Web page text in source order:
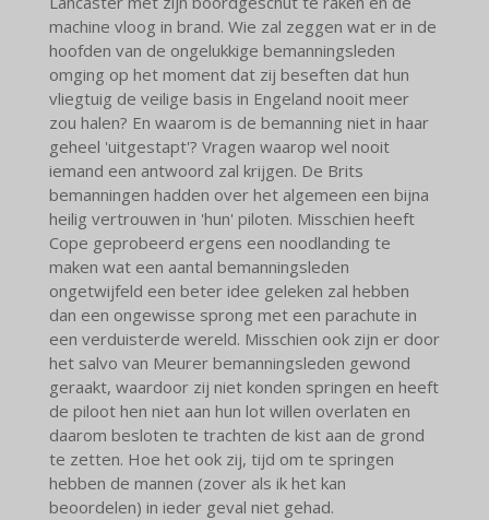
machine vloog in brand. Wie zal zeggen wat er in de
hoofden van de ongelukkige bemanningsleden
omging op het moment dat zij beseften dat hun
vliegtuig de veilige basis in Engeland nooit meer
zou halen? En waarom is de bemanning niet in haar
geheel 'uitgestapt'? Vragen waarop wel nooit
iemand een antwoord zal krijgen. De Brits
bemanningen hadden over het algemeen een bijna
heilig vertrouwen in 'hun' piloten. Misschien heeft
Cope geprobeerd ergens een noodlanding te
maken wat een aantal bemanningsleden
ongetwijfeld een beter idee geleken zal hebben
dan een ongewisse sprong met een parachute in
een verduisterde wereld. Misschien ook zijn er door
het salvo van Meurer bemanningsleden gewond
geraakt, waardoor zij niet konden springen en heeft
de piloot hen niet aan hun lot willen overlaten en
daarom besloten te trachten de kist aan de grond
te zetten. Hoe het ook zij, tijd om te springen
hebben de mannen (zover als ik het kan
beoordelen) in ieder geval niet gehad.